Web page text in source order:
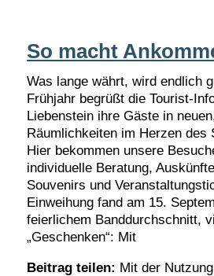
So macht
Was lange währt, wird endlich
Frühjahr begrüßt die Tourist-
Liebenstein ihre Gäste in
Räumlichkeiten im Herzen des
Hier bekommen unsere
individuelle Beratung,
Souvenirs und
Einweihung fand am 15.
feierlichem Banddurchschnitt,
„Geschenken“: Mit
Beitrag teilen: Mit der